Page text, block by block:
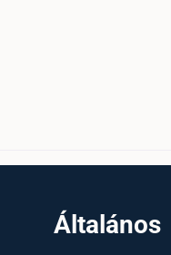
Általános